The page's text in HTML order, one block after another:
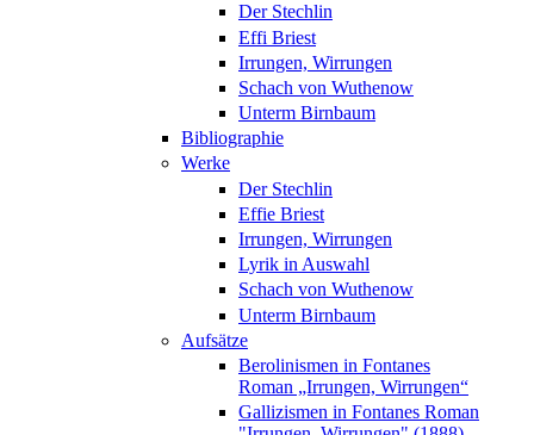
Der Stechlin
Effi Briest
Irrungen, Wirrungen
Schach von Wuthenow
Unterm Birnbaum
Bibliographie
Werke
Der Stechlin
Effie Briest
Irrungen, Wirrungen
Lyrik in Auswahl
Schach von Wuthenow
Unterm Birnbaum
Aufsätze
Berolinismen in Fontanes
Roman „Irrungen, Wirrungen“
Gallizismen in Fontanes Roman